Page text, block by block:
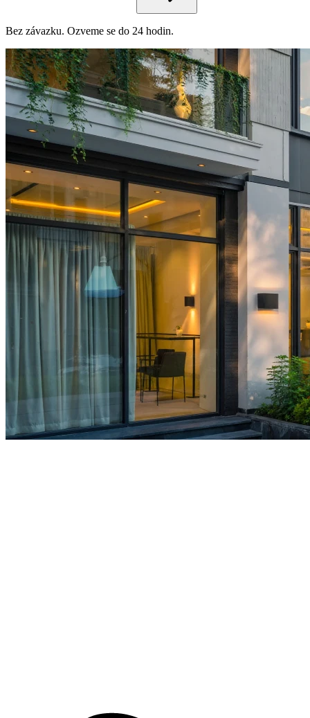
Bez závazku. Ozveme se do 24 hodin.